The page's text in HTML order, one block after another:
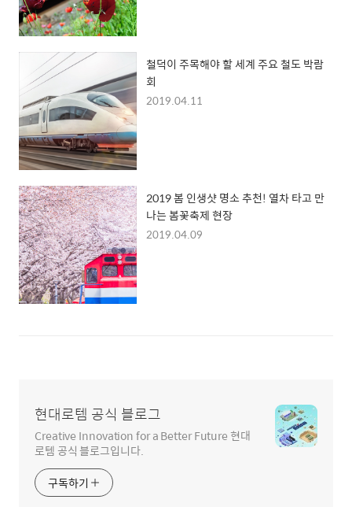
철덕이 주목해야 할 세계 주요 철도 박람
회
2019.04.11
2019 봄 인생샷 명소 추천! 열차 타고 만
나는 봄꽃축제 현장
2019.04.09
현대로템 공식 블로그
Creative Innovation for a Better Future 현대
로템 공식 블로그입니다.
구독하기